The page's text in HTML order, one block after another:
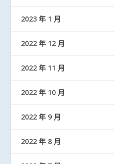
2023 年 1 月
2022 年 12 月
2022 年 11 月
2022 年 10 月
2022 年 9 月
2022 年 8 月